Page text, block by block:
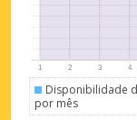
Disponibilidade
por mês